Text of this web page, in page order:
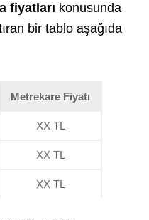
fiyatları konusunda
bir tablo aşağıda
Metrekare Fiyatı
XX TL
XX TL
XX TL